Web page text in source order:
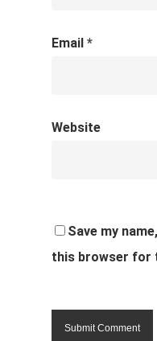
Email *
Website
Save my
this browser for